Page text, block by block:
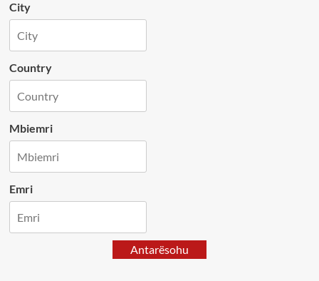
City
Country
Mbiemri
Emri
Antarësohu